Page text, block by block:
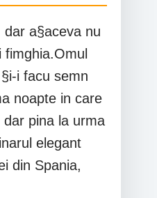
a§aceva nu
i facu semn
noapte in care
pina la urma
elegant
din Spania,